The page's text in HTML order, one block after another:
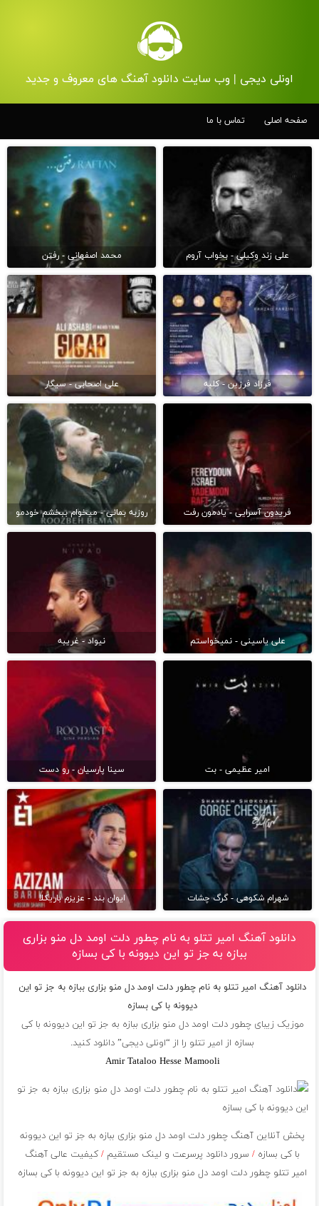
اونلی دیجی | وب سایت دانلود آهنگ های معروف و جدید
صفحه اصلی تماس با ما
علی زند وکیلی - بخواب آروم محمد اصفهانی - رفتن
فرزاد فرزین - کلبه علی اصحابی - سیگار
فریدون آسرایی - یادمون رفت روزبه بمانی - میخوام ببخشم خودمو
علی یاسینی - نمیخواستم نیواد - غریبه
امیر عظیمی - بت سینا پارسیان - رو دست
شهرام شکوهی - گرگ چشات ایوان بند - عزیزم باریکلا
دانلود آهنگ امیر تتلو به نام چطور دلت اومد دل منو بزاری
ببازه به جز تو این دیوونه با کی بسازه
دانلود آهنگ امیر تتلو به نام چطور دلت اومد دل منو بزاری ببازه به جز تو این
دیوونه با کی بسازه
موزیک زیبای چطور دلت اومد دل منو بزاری ببازه به جز تو این دیوونه با کی
بسازه از امیر تتلو را از “اونلی دیجی” دانلود کنید.
Amir Tataloo Hesse Mamooli
پخش آنلاین آهنگ چطور دلت اومد دل منو بزاری ببازه به جز تو این دیوونه
با کی بسازه /سرور دانلود پرسرعت و لینک مستقیم /کیفیت عالی آهنگ
امیر تتلو چطور دلت اومد دل منو بزاری ببازه به جز تو این دیوونه با کی بسازه